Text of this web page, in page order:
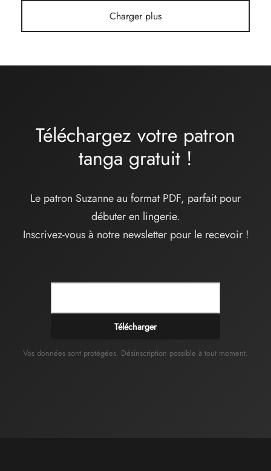
Charger plus
Téléchargez votre patron
tanga gratuit !
Le patron Suzanne au format PDF, parfait pour
débuter en lingerie.
Inscrivez-vous à notre newsletter pour le recevoir !
Télécharger
Vos données sont protégées. Désinscription possible à tout moment.